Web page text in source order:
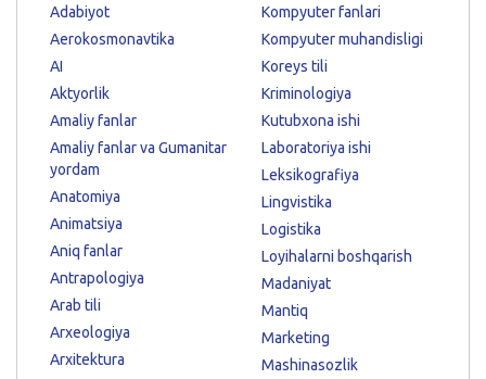
Adabiyot
Aerokosmonavtika
AI
Aktyorlik
Amaliy fanlar
Amaliy fanlar va Gumanitar
yordam
Anatomiya
Animatsiya
Aniq fanlar
Antrapologiya
Arab tili
Arxeologiya
Arxitektura
Kompyuter fanlari
Kompyuter muhandisligi
Koreys tili
Kriminologiya
Kutubxona ishi
Laboratoriya ishi
Leksikografiya
Lingvistika
Logistika
Loyihalarni boshqarish
Madaniyat
Mantiq
Marketing
Mashinasozlik